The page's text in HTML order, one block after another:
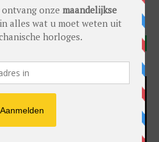
Legend Diver Longines
Zwitsers